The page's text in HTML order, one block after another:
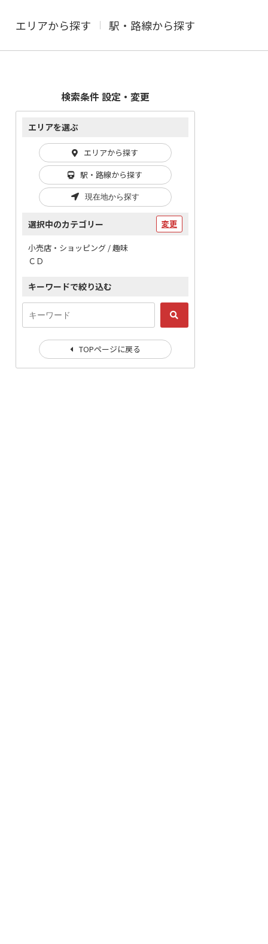
エリアから探す 駅・路線から探す
検索条件 設定・変更
エリアを選ぶ
エリアから探す
駅・路線から探す
現在地から探す
選択中のカテゴリー 変更
小売店・ショッピング / 趣味
ＣＤ
キーワードで絞り込む
TOPページに戻る